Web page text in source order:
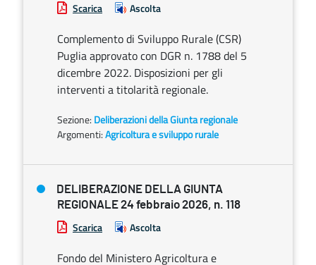
Scarica Ascolta
Complemento di Sviluppo Rurale (CSR)
Puglia approvato con DGR n. 1788 del 5
dicembre 2022. Disposizioni per gli
interventi a titolarità regionale.
Sezione: Deliberazioni della Giunta regionale
Argomenti:Agricoltura e sviluppo rurale
DELIBERAZIONE DELLA GIUNTA
REGIONALE 24 febbraio 2026, n. 118
Scarica Ascolta
Fondo del Ministero Agricoltura e